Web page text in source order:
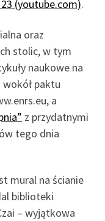
(youtube.com).
oraz
stolic, w tym
naukowe na
paktu
a
z przydatnymi
tego dnia
mural na ścianie
biblioteki
– wyjątkowa